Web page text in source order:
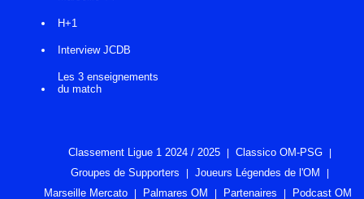
H+1
Interview JCDB
Les 3 enseignements
du match
Classement Ligue 1 2024 / 2025
Classico OM-PSG
Groupes de Supporters
Joueurs Légendes de l'OM
Marseille Mercato
Palmares OM Partenaires Podcast OM